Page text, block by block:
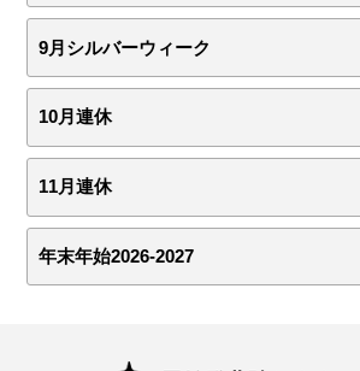
9月シルバーウィーク
10月連休
11月連休
年末年始2026-2027